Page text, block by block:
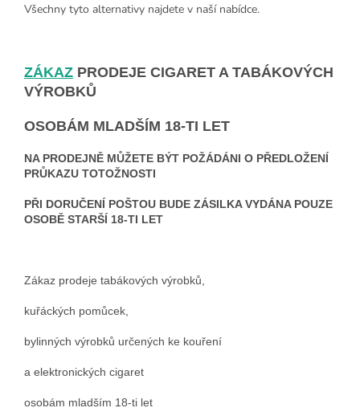
Všechny tyto alternativy najdete v naší nabídce.
ZÁKAZ PRODEJE CIGARET A TABÁKOVÝCH
VÝROBKŮ
OSOBÁM MLADŠÍM 18-TI LET
NA PRODEJNĚ MŮŽETE BÝT POŽÁDÁNI O PŘEDLOŽENÍ
PRŮKAZU TOTOŽNOSTI
PŘI DORUČENÍ POŠTOU BUDE ZÁSILKA VYDÁNA POUZE
OSOBĚ STARŠÍ 18-TI LET
Zákaz prodeje tabákových výrobků,
kuřáckých pomůcek,
bylinných výrobků určených ke kouření
a elektronických cigaret
osobám mladším 18-ti let